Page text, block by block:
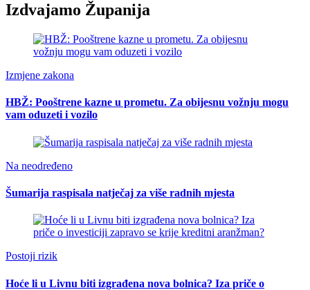
Izdvajamo Županija
Izmjene zakona
HBŽ: Pooštrene kazne u prometu. Za obijesnu vožnju mogu
vam oduzeti i vozilo
Na neodređeno
Šumarija raspisala natječaj za više radnih mjesta
Postoji rizik
Hoće li u Livnu biti izgrađena nova bolnica? Iza priče o